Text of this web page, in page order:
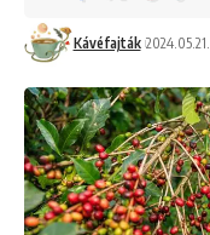
Kávéfajták 2024.05.21.